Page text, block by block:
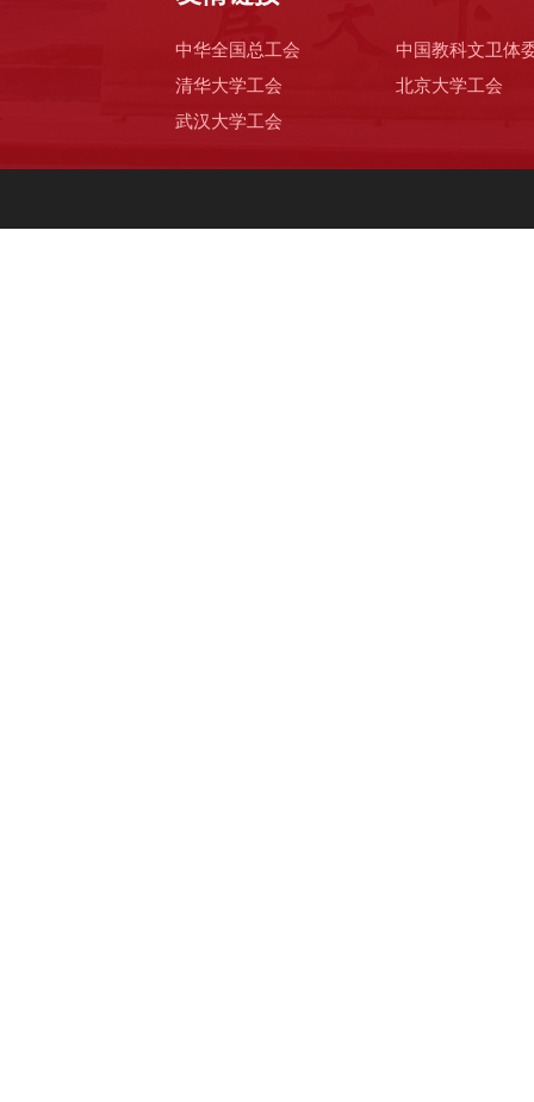
中华全国总工会
中国教科文卫体
清华大学工会
北京大学工会
武汉大学工会